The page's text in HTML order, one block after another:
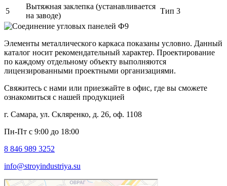
5
Вытяжная заклепка (устанавливается
на заводе)
Тип 3
Элементы металлического каркаса показаны условно. Данный
каталог носит рекомендательный характер. Проектирование
по каждому отдельному объекту выполняются
лицензированными проектными организациями.
Свяжитесь с нами или приезжайте в офис, где вы сможете
ознакомиться с нашей продукцией
г. Самара, ул. Скляренко, д. 26, оф. 1108
Пн-Пт с 9:00 до 18:00
8 846 989 3252
info@stroyindustriya.su